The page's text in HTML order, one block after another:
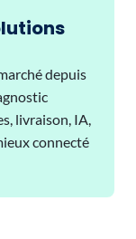
depuis
livraison, IA,
connecté